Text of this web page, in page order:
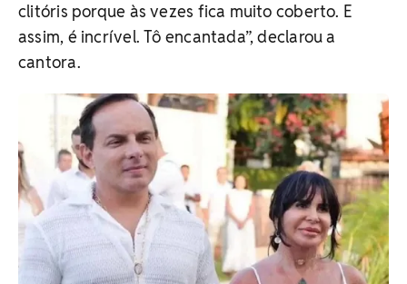
clitóris porque às vezes fica muito coberto. E
assim, é incrível. Tô encantada”, declarou a
cantora.